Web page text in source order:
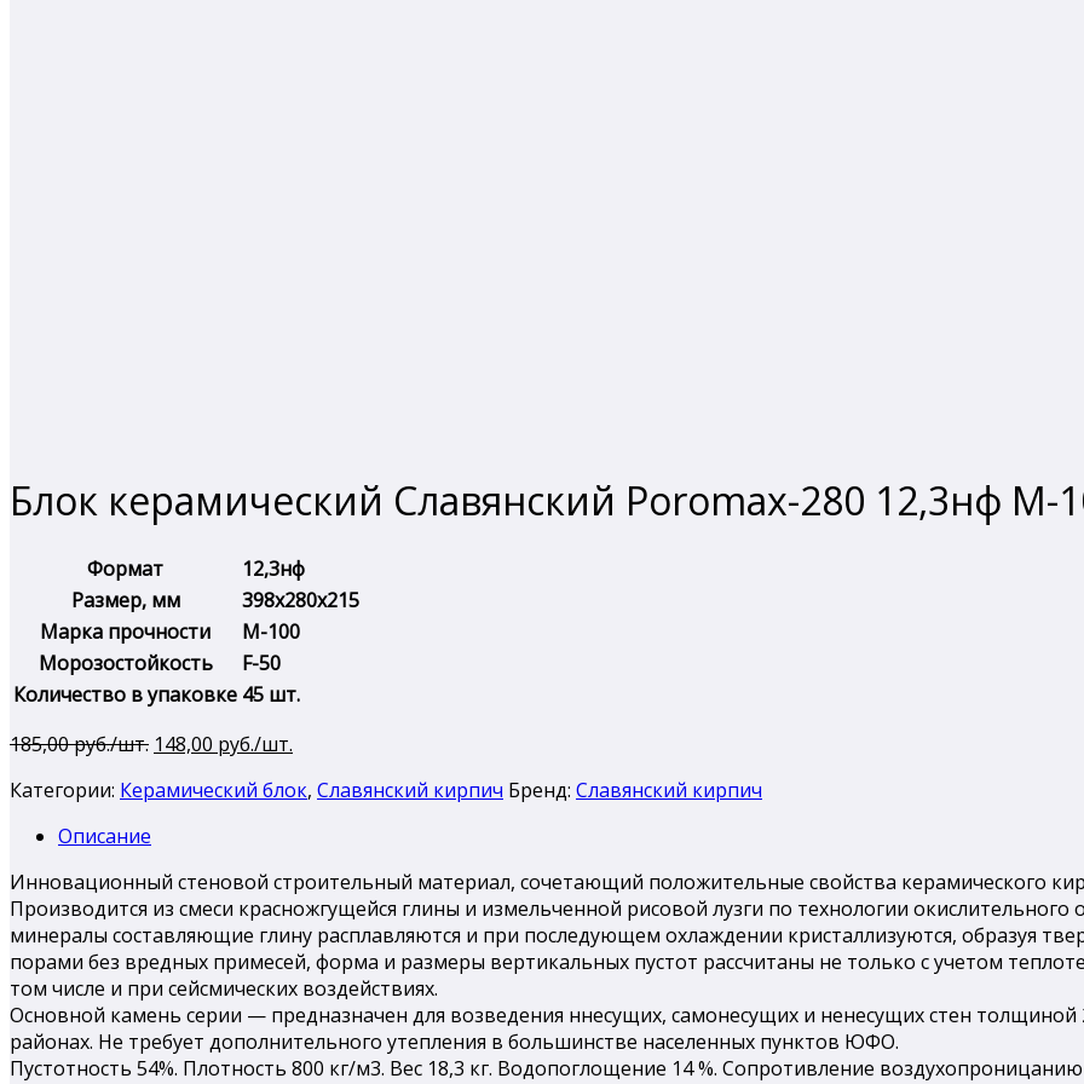
Блок керамический Славянский Poromax-280 12,3нф М-
Формат
12,3нф
Размер, мм
398х280х215
Марка прочности
М-100
Морозостойкость
F-50
Количество в упаковке 45 шт.
185,00руб./шт. Первоначальная
составляла
148,00 руб./шт.
148,00 руб./
Категории: Керамический блок, Славянский кирпич Бренд: Славянский кирпич
Описание
Инновационный стеновой строительный материал, сочетающий положительные свойства керамического
Производится из смеси красножгущейся глины и измельченной рисовой лузги по технологии окислительного
минералы составляющие глину расплавляются и при последующем охлаждении кристаллизуются, образуя
порами без вредных примесей, форма и размеры вертикальных пустот рассчитаны не только с учетом
том числе и при сейсмических воздействиях.
Основной камень серии — предназначен для возведения ннесущих, самонесущих и ненесущих стен толщиной
районах. Не требует дополнительного утепления в большинстве населенных пунктов ЮФО.
Пустотность 54%. Плотность 800 кг/м3. Вес 18,3 кг. Водопоглощение 14 %. Сопротивление